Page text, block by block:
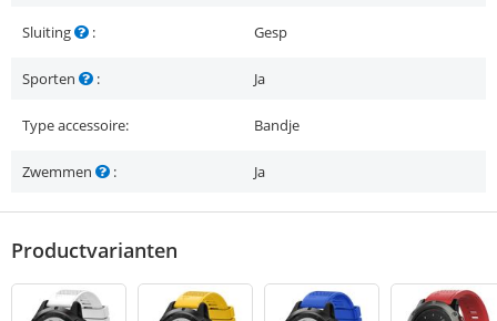
Sluiting : Gesp
Sporten : Ja
Type accessoire: Bandje
Zwemmen : Ja
Productvarianten